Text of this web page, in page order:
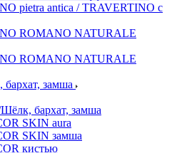
pietra antica / TRAVERTINO с
ROMANO NATURALE
ROMANO NATURALE
замша
бархат, замша
SKIN aura
SKIN замша
кистью